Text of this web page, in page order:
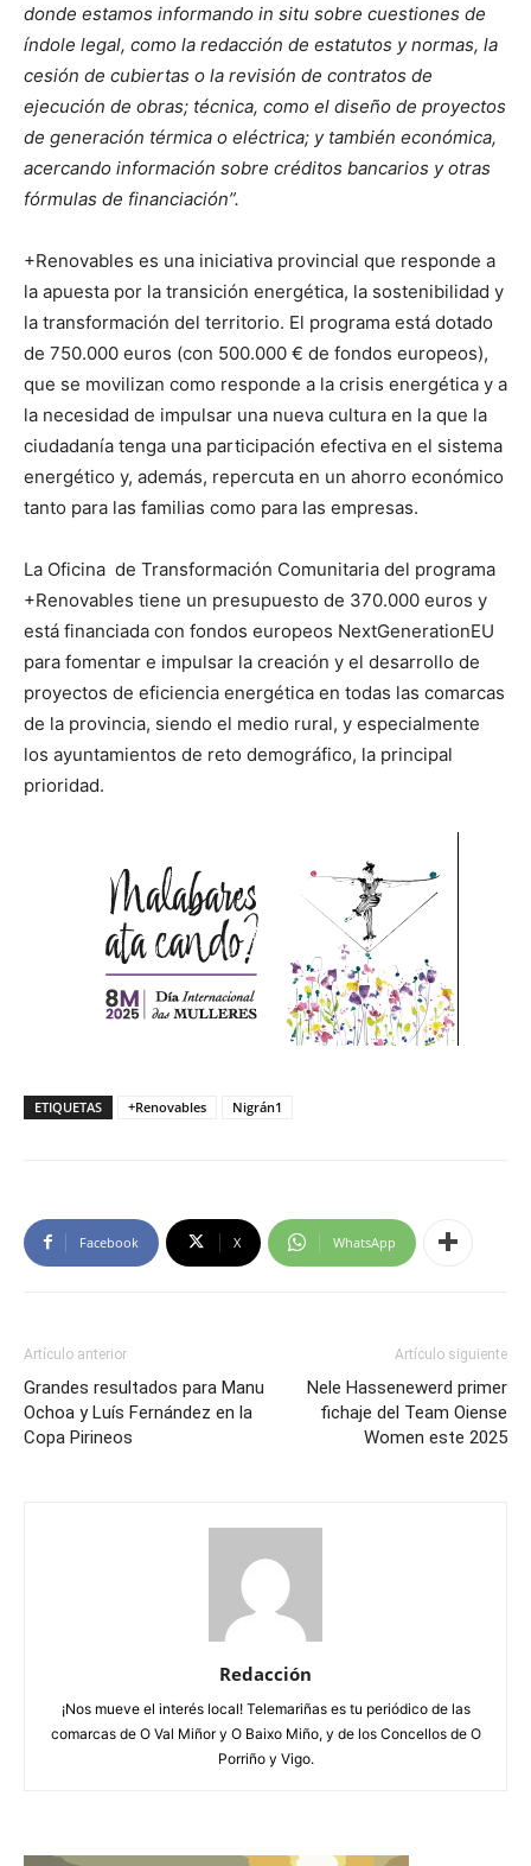
donde estamos informando in situ sobre cuestiones de
índole legal, como la redacción de estatutos y normas, la
cesión de cubiertas o la revisión de contratos de
ejecución de obras; técnica, como el diseño de proyectos
de generación térmica o eléctrica; y también económica,
acercando información sobre créditos bancarios y otras
fórmulas de financiación”.
+Renovables es una iniciativa provincial que responde a
la apuesta por la transición energética, la sostenibilidad y
la transformación del territorio. El programa está dotado
de 750.000 euros (con 500.000 € de fondos europeos),
que se movilizan como responde a la crisis energética y a
la necesidad de impulsar una nueva cultura en la que la
ciudadanía tenga una participación efectiva en el sistema
energético y, además, repercuta en un ahorro económico
tanto para las familias como para las empresas.
La Oficina de Transformación Comunitaria del programa
+Renovables tiene un presupuesto de 370.000 euros y
está financiada con fondos europeos NextGenerationEU
para fomentar e impulsar la creación y el desarrollo de
proyectos de eficiencia energética en todas las comarcas
de la provincia, siendo el medio rural, y especialmente
los ayuntamientos de reto demográfico, la principal
prioridad.
ETIQUETAS +Renovables Nigrán1
Facebook X WhatsApp
Artículo anterior
Grandes resultados para Manu
Ochoa y Luís Fernández en la
Copa Pirineos
Artículo siguiente
Nele Hassenewerd primer
fichaje del Team Oiense
Women este 2025
Redacción
¡Nos mueve el interés local! Telemariñas es tu periódico de las
comarcas de O Val Miñor y O Baixo Miño, y de los Concellos de O
Porriño y Vigo.